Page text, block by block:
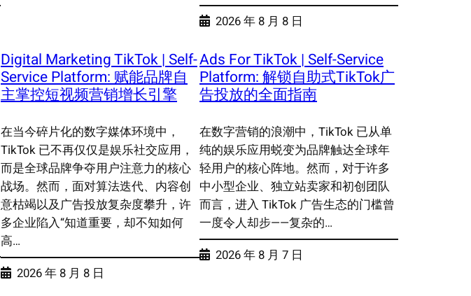
2026 年 8 月 8 日
Digital Marketing TikTok | Self-
Service Platform: 赋能品牌自
主掌控短视频营销增长引擎
在当今碎片化的数字媒体环境中，
TikTok 已不再仅仅是娱乐社交应用，
而是全球品牌争夺用户注意力的核心
战场。然而，面对算法迭代、内容创
意枯竭以及广告投放复杂度攀升，许
多企业陷入“知道重要，却不知如何
高…
2026 年 8 月 8 日
Ads For TikTok | Self-Service
Platform: 解锁自助式TikTok广
告投放的全面指南
在数字营销的浪潮中，TikTok 已从单
纯的娱乐应用蜕变为品牌触达全球年
轻用户的核心阵地。然而，对于许多
中小型企业、独立站卖家和初创团队
而言，进入 TikTok 广告生态的门槛曾
一度令人却步——复杂的…
2026 年 8 月 7 日